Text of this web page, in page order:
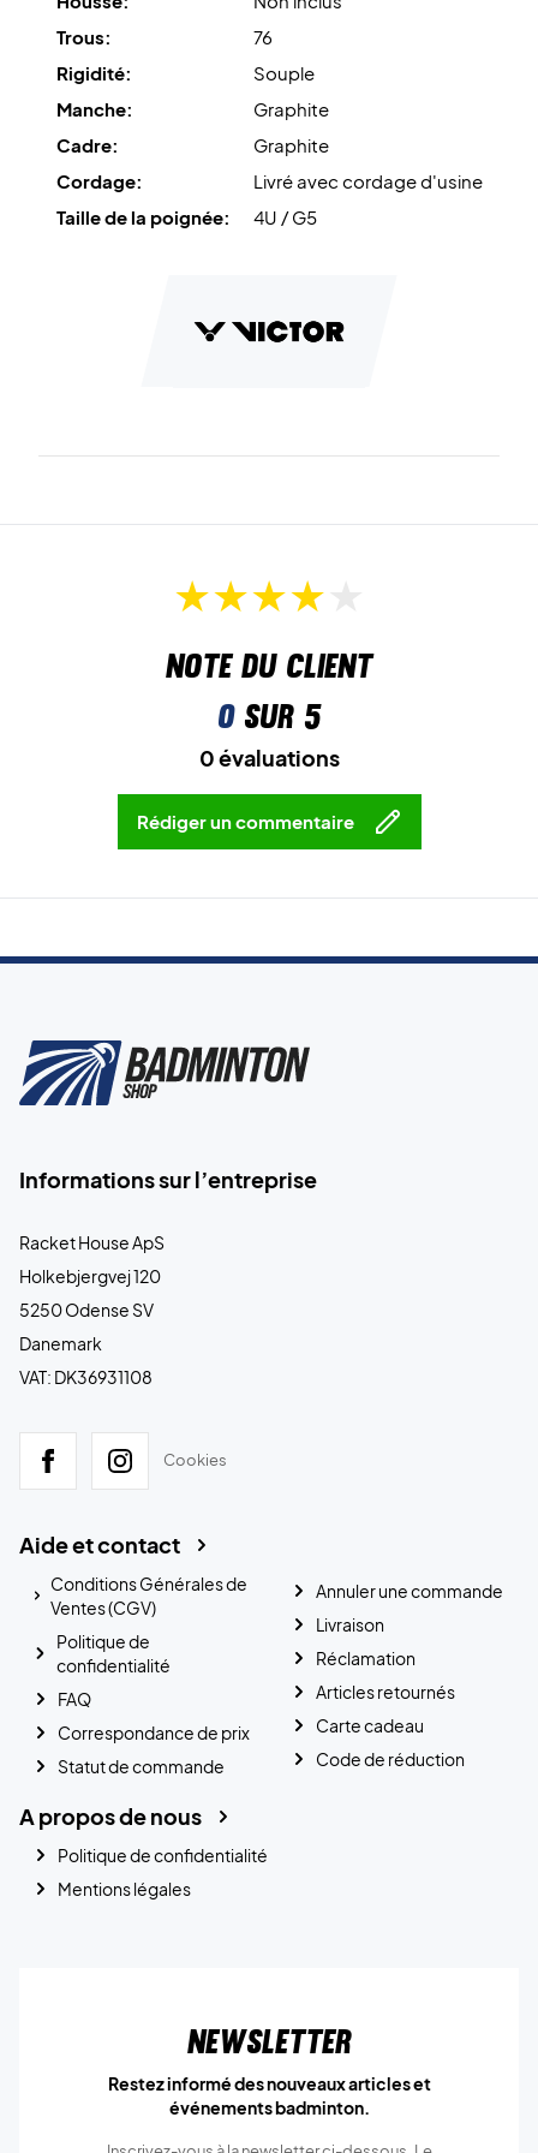
Trous:
76
Rigidité:
Souple
Manche:
Graphite
Cadre:
Graphite
Cordage:
Livré avec cordage d'usine
Taille de la poignée:
4U / G5
Note du client
0sur 5
0 évaluations
Rédiger un commentaire
Informations sur l’entreprise
Racket House ApS
Holkebjergvej 120
5250 Odense SV
Danemark
VAT: DK36931108
Cookies
Aide et contact
Conditions Générales de
Ventes (CGV)
Politique de
confidentialité
FAQ
Correspondance de prix
Statut de commande
Annuler une commande
Livraison
Réclamation
Articles retournés
Carte cadeau
Code de réduction
A propos de nous
Politique de confidentialité
Mentions légales
Newsletter
Restez informé des nouveaux articles et
événements badminton.